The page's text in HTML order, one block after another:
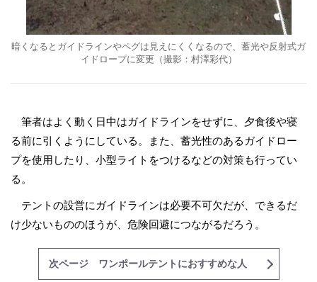
暗くなるとガイドラインやペグは見えにくくなるので、蓄光や反射式ガ
イドロープに変更（撮影：村澤彩代）
筆者はよく動く日中はガイドラインをせずに、夕食後や寝
る前に引くようにしている。また、蓄光性のあるガイドロー
プを使用したり、小型ライトをつけるなどの対策も行ってい
る。
テントの設営にガイドラインは必要不可欠だが、できるだ
け少ないもののほうが、危険回避につながるだろう。
次ページ ワンポールテントにおすすめな人